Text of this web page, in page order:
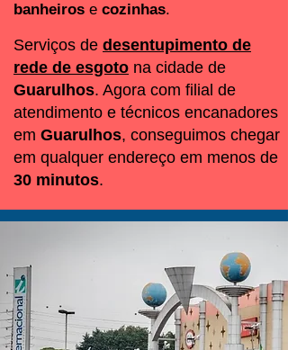
banheiros e cozinhas.
Serviços de desentupimento de
rede de esgoto na cidade de
Guarulhos. Agora com filial de
atendimento e técnicos encanadores
em Guarulhos, conseguimos chegar
em qualquer endereço em menos de
30 minutos.